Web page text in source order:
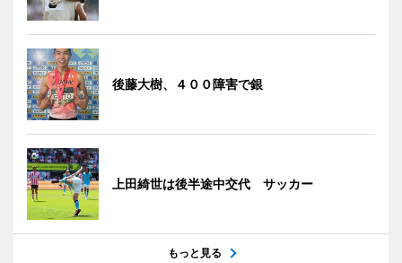
後藤大樹、４００障害で銀
上田綺世は後半途中交代 サッカー
もっと見る